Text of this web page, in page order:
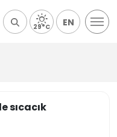
29°C EN
sıcacık